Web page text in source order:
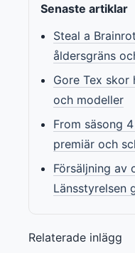
Senaste artiklar
Steal a
åldersgräns
Gore Tex skor
och modeller
From säsong
premiär och
Försäljning av
Länsstyrelsen
Relaterade inlägg